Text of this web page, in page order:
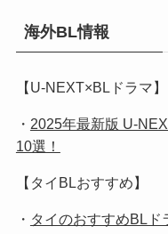
海外BL情報
【U-NEXT×BLドラマ】
・ 2025年最新版 U-
10選！
【タイBLおすすめ】
・ タイのおすすめBL